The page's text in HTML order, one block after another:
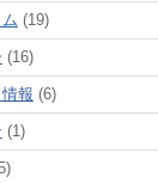
(19)
(16)
報 (6)
(1)